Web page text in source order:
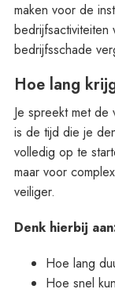
maken voor de
bedrijfsschade
Hoe lang
Je spreekt met
is de tijd die je
volledig op te
maar voor
veiliger.
Denk hierbij
Hoe lang
Hoe snel